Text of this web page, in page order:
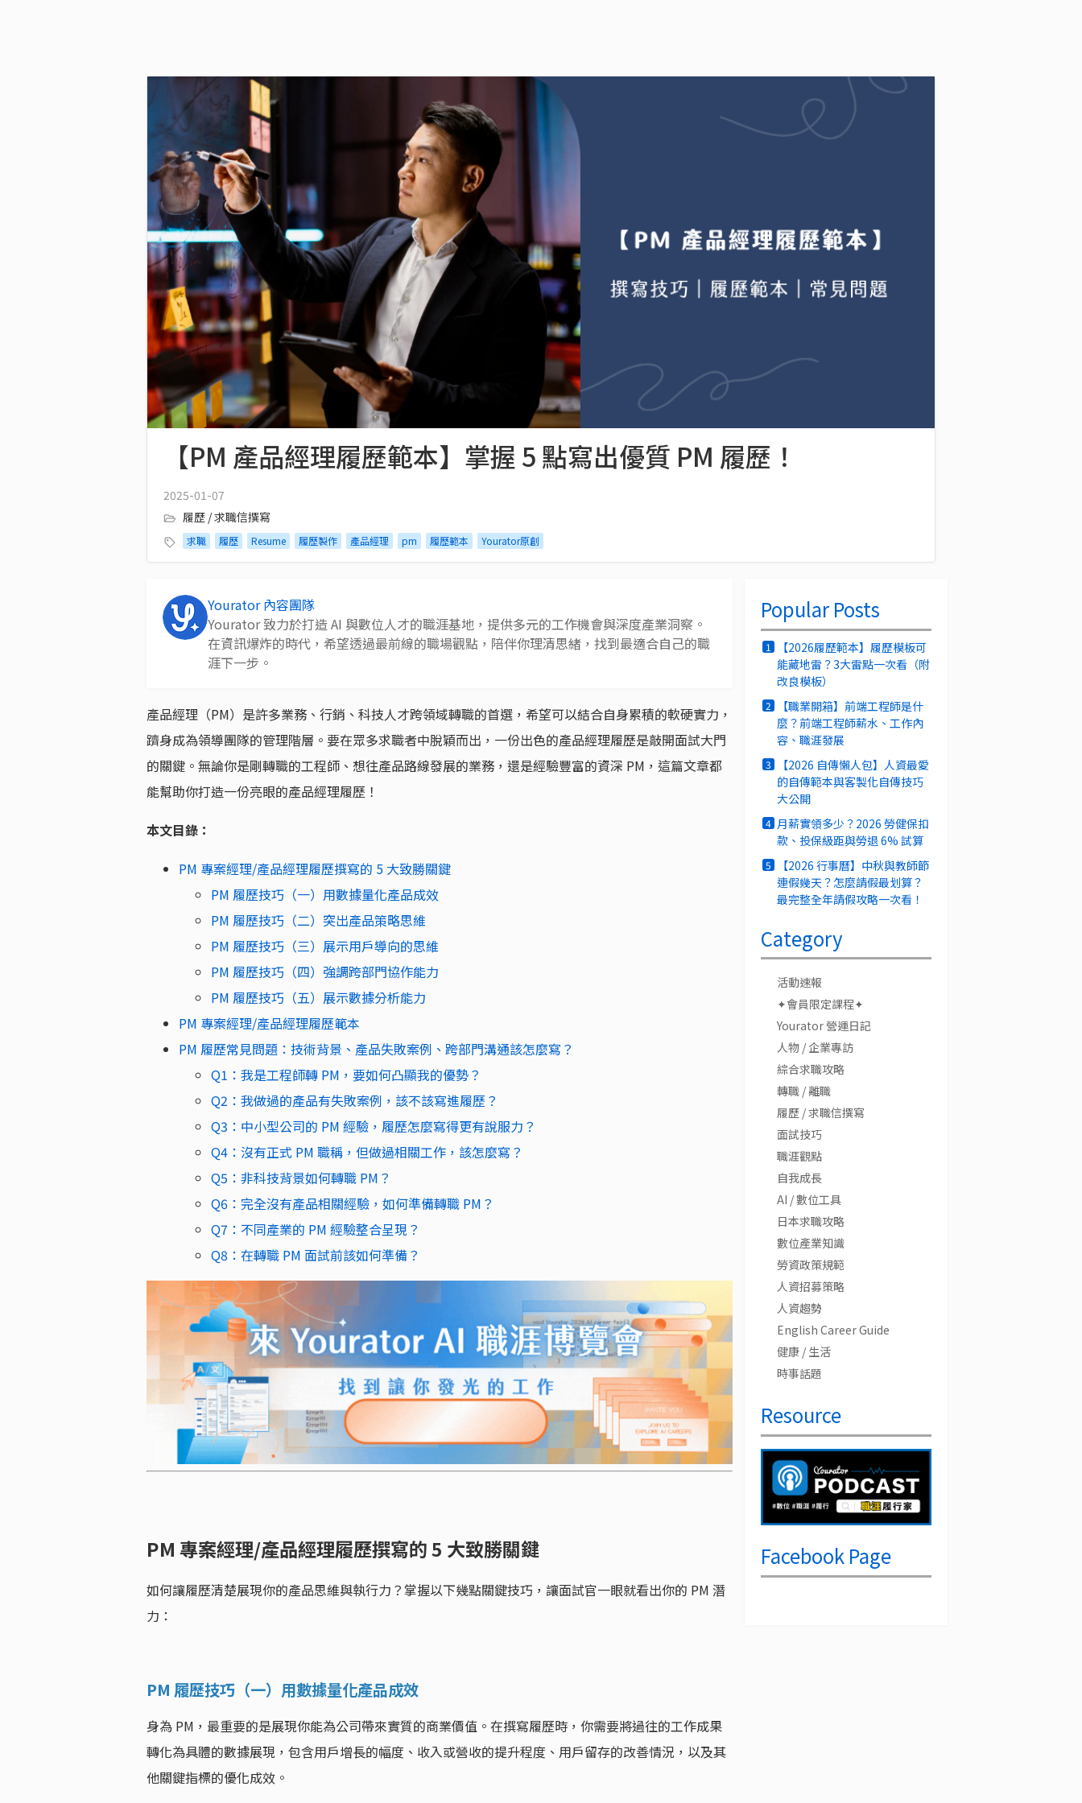
【PM 產品經理履歷範本】掌握 5 點寫出優質 PM 履歷！
2025-01-07
履歷 / 求職信撰寫
求職 履歷 Resume 履歷製作 產品經理 pm 履歷範本 Yourator原創
Yourator 內容團隊
Yourator 致力於打造 AI 與數位人才的職涯基地，提供多元的工作機會與深度產業洞察。
在資訊爆炸的時代，希望透過最前線的職場觀點，陪伴你理清思緒，找到最適合自己的職
涯下一步。
產品經理（PM）是許多業務、行銷、科技人才跨領域轉職的首選，希望可以結合自身累積的軟硬實力，
躋身成為領導團隊的管理階層。要在眾多求職者中脫穎而出，一份出色的產品經理履歷是敲開面試大門
的關鍵。無論你是剛轉職的工程師、想往產品路線發展的業務，還是經驗豐富的資深 PM，這篇文章都
能幫助你打造一份亮眼的產品經理履歷！
本文目錄：
PM 專案經理/產品經理履歷撰寫的 5 大致勝關鍵
PM 履歷技巧（一）用數據量化產品成效
PM 履歷技巧（二）突出產品策略思維
PM 履歷技巧（三）展示用戶導向的思維
PM 履歷技巧（四）強調跨部門協作能力
PM 履歷技巧（五）展示數據分析能力
PM 專案經理/產品經理履歷範本
PM 履歷常見問題：技術背景、產品失敗案例、跨部門溝通該怎麼寫？
Q1：我是工程師轉 PM，要如何凸顯我的優勢？
Q2：我做過的產品有失敗案例，該不該寫進履歷？
Q3：中小型公司的 PM 經驗，履歷怎麼寫得更有說服力？
Q4：沒有正式 PM 職稱，但做過相關工作，該怎麼寫？
Q5：非科技背景如何轉職 PM？
Q6：完全沒有產品相關經驗，如何準備轉職 PM？
Q7：不同產業的 PM 經驗整合呈現？
Q8：在轉職 PM 面試前該如何準備？
PM 專案經理/產品經理履歷撰寫的 5 大致勝關鍵
如何讓履歷清楚展現你的產品思維與執行力？掌握以下幾點關鍵技巧，讓面試官一眼就看出你的 PM 潛
力：
PM 履歷技巧（一）用數據量化產品成效
身為 PM，最重要的是展現你能為公司帶來實質的商業價值。在撰寫履歷時，你需要將過往的工作成果
轉化為具體的數據展現，包含用戶增長的幅度、收入或營收的提升程度、用戶留存的改善情況，以及其
他關鍵指標的優化成效。
Popular Posts
1
【2026履歷範本】履歷模板可
能藏地雷？3大雷點一次看（附
改良模板）
2
【職業開箱】前端工程師是什
麼？前端工程師薪水、工作內
容、職涯發展
3
【2026 自傳懶人包】人資最愛
的自傳範本與客製化自傳技巧
大公開
4 月薪實領多少？2026 勞健保扣
款、投保級距與勞退 6% 試算
5
【2026 行事曆】中秋與教師節
連假幾天？怎麼請假最划算？
最完整全年請假攻略一次看！
Category
活動速報
✦會員限定課程✦
Yourator 營運日記
人物 / 企業專訪
綜合求職攻略
轉職 / 離職
履歷 / 求職信撰寫
面試技巧
職涯觀點
自我成長
AI / 數位工具
日本求職攻略
數位產業知識
勞資政策規範
人資招募策略
人資趨勢
English Career Guide
健康 / 生活
時事話題
Resource
Facebook Page